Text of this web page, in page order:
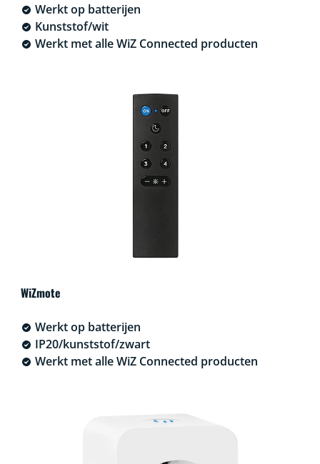
Werkt op batterijen
Kunststof/wit
Werkt met alle WiZ Connected producten
WiZmote
Werkt op batterijen
IP20/kunststof/zwart
Werkt met alle WiZ Connected producten